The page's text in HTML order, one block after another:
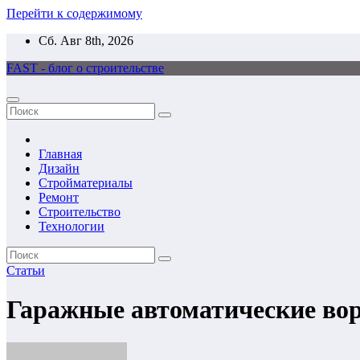
Перейти к содержимому
Сб. Авг 8th, 2026
FAST - блог о строительстве
Главная
Дизайн
Стройматериалы
Ремонт
Строительство
Технологии
Статьи
Гаражные автоматические